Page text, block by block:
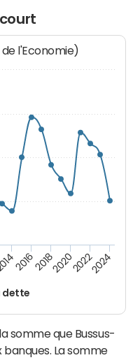
l'Economie)
dette
20162018202020222024
somme que Bussus-
La somme